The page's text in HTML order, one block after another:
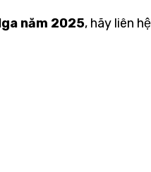
năm 2025, hãy liên